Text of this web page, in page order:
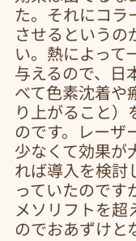
た。それにコラ
させるというの
い。熱によって
与えるので、日
べて色素沈着や
り上がること）
のです。レーザ
少なくて効果が
れば導入を検討
っていたのです
メソリフトを超
のでおあずけと